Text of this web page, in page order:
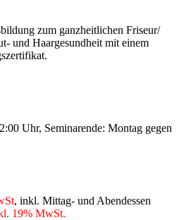
zum ganzheitlichen Friseur/
und Haargesundheit mit einem
Uhr, Seminarende: Montag gegen
, inkl. Mittag- und Abendessen
19% MwSt.